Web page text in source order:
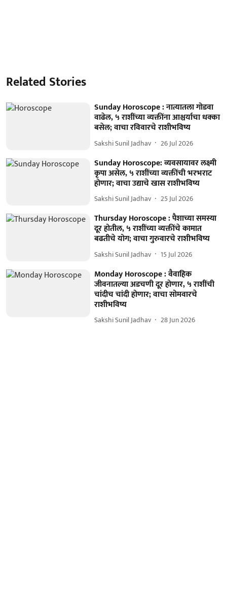
Related Stories
Sunday Horoscope : नात्यातला गोडवा
वाढेल, ५ राशींच्या व्यक्तींना आश्चर्याचा धक्का
बसेल; वाचा रविवारचे राशीभविष्य
Sakshi Sunil Jadhav 26 Jul 2026
Sunday Horoscope: व्यवसायावर लक्ष्मी
कृपा असेल, ५ राशींच्या व्यक्तींची भरभराट
होणार; वाचा उद्याचे खास राशीभविष्य
Sakshi Sunil Jadhav 25 Jul 2026
Thursday Horoscope : पैशाच्या समस्या
दूर होतील, ५ राशींच्या व्यक्तींचे कामात
बढतीचे योग; वाचा गुरुवारचे राशीभविष्य
Sakshi Sunil Jadhav 15 Jul 2026
Monday Horoscope : वैवाहिक
जीवनातल्या अडचणी दूर होणार, ५ राशींची
चांदीच चांदी होणार; वाचा सोमवारचे
राशीभविष्य
Sakshi Sunil Jadhav 28 Jun 2026